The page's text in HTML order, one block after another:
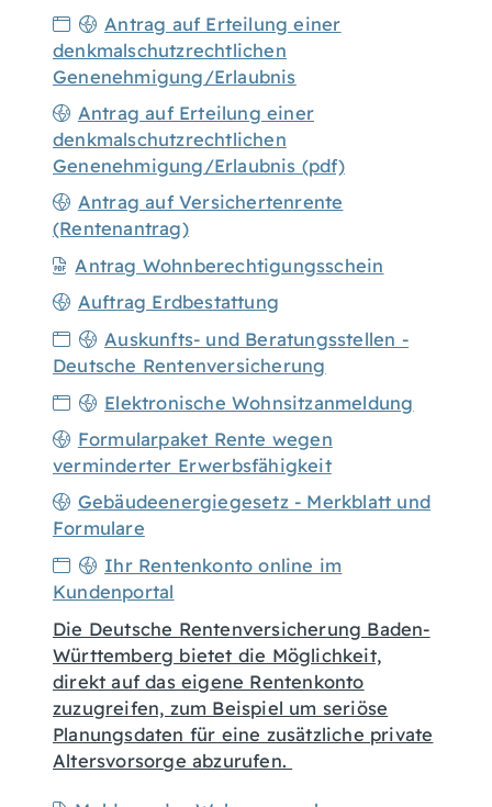
Antrag auf Erteilung einer
denkmalschutzrechtlichen
Genenehmigung/Erlaubnis
Antrag auf Erteilung einer
denkmalschutzrechtlichen
Genenehmigung/Erlaubnis (pdf)
Antrag auf Versichertenrente
(Rentenantrag)
Antrag Wohnberechtigungsschein
Auftrag Erdbestattung
Auskunfts- und Beratungsstellen -
Deutsche Rentenversicherung
Elektronische Wohnsitzanmeldung
Formularpaket Rente wegen
verminderter Erwerbsfähigkeit
Gebäudeenergiegesetz - Merkblatt und
Formulare
Ihr Rentenkonto online im
Kundenportal
Die Deutsche Rentenversicherung Baden-
Württemberg bietet die Möglichkeit,
direkt auf das eigene Rentenkonto
zuzugreifen, zum Beispiel um seriöse
Planungsdaten für eine zusätzliche private
Altersvorsorge abzurufen.